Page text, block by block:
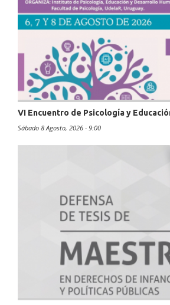
VI Encuentro de Psicología y
Sábado 8 Agosto, 2026 - 9:00